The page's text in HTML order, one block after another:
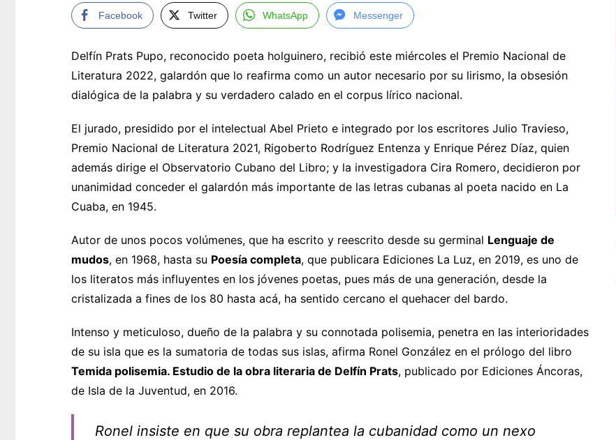
Facebook Twitter WhatsApp Messenger
Delfín Prats Pupo, reconocido poeta holguinero, recibió este miércoles el Premio Nacional de
Literatura 2022, galardón que lo reafirma como un autor necesario por su lirismo, la obsesión
dialógica de la palabra y su verdadero calado en el corpus lírico nacional.
El jurado, presidido por el intelectual Abel Prieto e integrado por los escritores Julio Travieso,
Premio Nacional de Literatura 2021, Rigoberto Rodríguez Entenza y Enrique Pérez Díaz, quien
además dirige el Observatorio Cubano del Libro; y la investigadora Cira Romero, decidieron por
unanimidad conceder el galardón más importante de las letras cubanas al poeta nacido en La
Cuaba, en 1945.
Autor de unos pocos volúmenes, que ha escrito y reescrito desde su germinal Lenguaje de
mudos, en 1968, hasta su Poesía completa, que publicara Ediciones La Luz, en 2019, es uno de
los literatos más influyentes en los jóvenes poetas, pues más de una generación, desde la
cristalizada a fines de los 80 hasta acá, ha sentido cercano el quehacer del bardo.
Intenso y meticuloso, dueño de la palabra y su connotada polisemia, penetra en las interioridades
de su isla que es la sumatoria de todas sus islas, afirma Ronel González en el prólogo del libro
Temida polisemia. Estudio de la obra literaria de Delfín Prats, publicado por Ediciones Áncoras,
de Isla de la Juventud, en 2016.
Ronel insiste en que su obra replantea la cubanidad como un nexo